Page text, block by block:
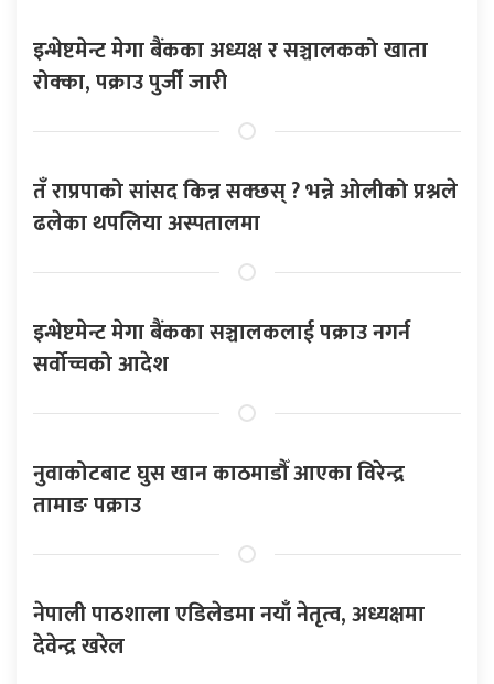
इन्भेष्टमेन्ट मेगा बैंकका अध्यक्ष र सञ्चालकको खाता
रोक्का, पक्राउ पुर्जी जारी
तँ राप्रपाको सांसद किन्न सक्छस् ? भन्ने ओलीको प्रश्नले
ढलेका थपलिया अस्पतालमा
इन्भेष्टमेन्ट मेगा बैंकका सञ्चालकलाई पक्राउ नगर्न
सर्वोच्चको आदेश
नुवाकोटबाट घुस खान काठमाडौँ आएका विरेन्द्र
तामाङ पक्राउ
नेपाली पाठशाला एडिलेडमा नयाँ नेतृत्व, अध्यक्षमा
देवेन्द्र खरेल